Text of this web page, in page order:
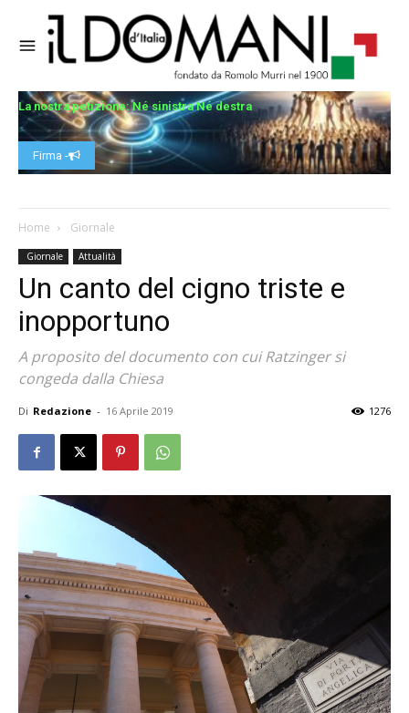
La nostra petizione: Né sinistra Né destra
Firma -
Home Giornale
Giornale Attualità
Un canto del cigno triste e
inopportuno
A proposito del documento con cui Ratzinger si
congeda dalla Chiesa
Di Redazione - 16 Aprile 2019 1276